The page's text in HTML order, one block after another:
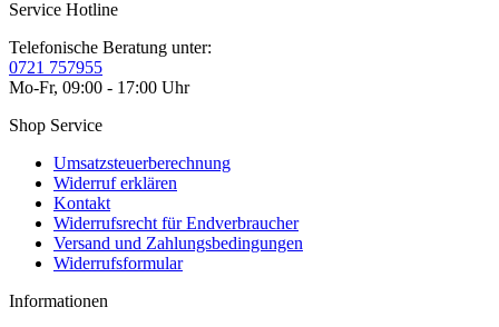
Service Hotline
Telefonische Beratung unter:
0721 757955
Mo-Fr, 09:00 - 17:00 Uhr
Shop Service
Umsatzsteuerberechnung
Widerruf erklären
Kontakt
Widerrufsrecht für Endverbraucher
Versand und Zahlungsbedingungen
Widerrufsformular
Informationen